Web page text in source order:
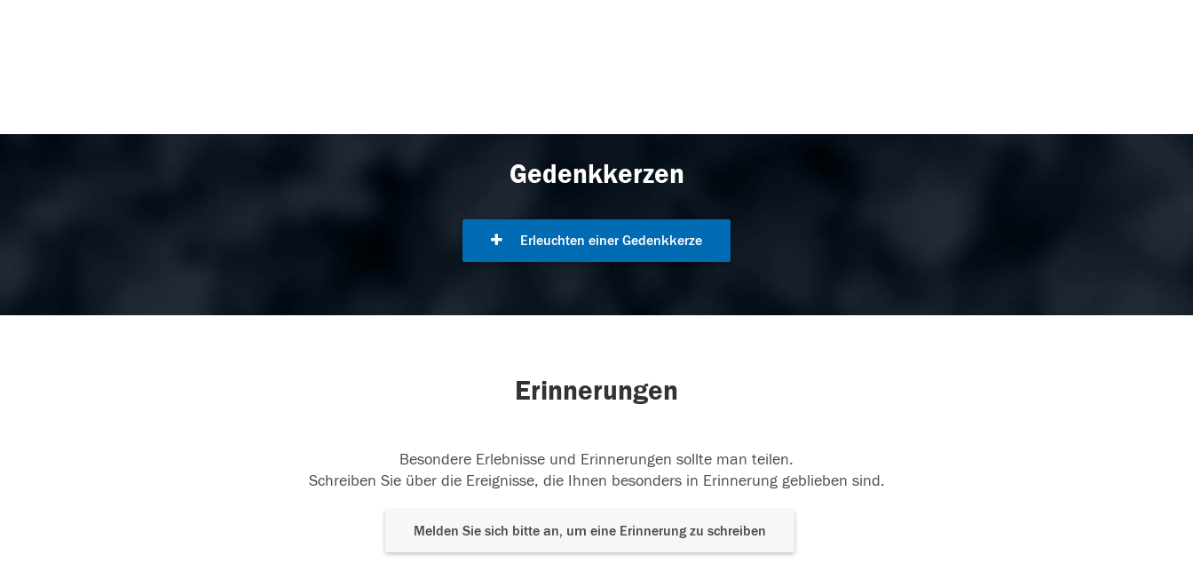
Gedenkkerzen
Erleuchten einer Gedenkkerze
Erinnerungen
Besondere Erlebnisse und Erinnerungen sollte man teilen.
Schreiben Sie über die Ereignisse, die Ihnen besonders in Erinnerung geblieben sind.
Melden Sie sich bitte an, um eine Erinnerung zu schreiben